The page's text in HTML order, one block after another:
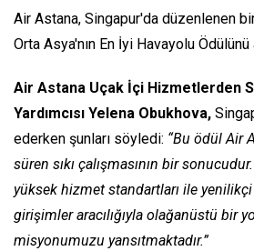
Air Astana, Singapur'da düzenlenen
Orta Asya'nın En İyi Havayolu Ödülünü
Air Astana Uçak İçi Hizmetlerden
Yardımcısı Yelena Obukhova,
ederken şunları söyledi: “Bu ödül Air
süren sıkı çalışmasının bir
yüksek hizmet standartları ile
girişimler aracılığıyla olağanüstü bir
misyonumuzu yansıtmaktadır.”